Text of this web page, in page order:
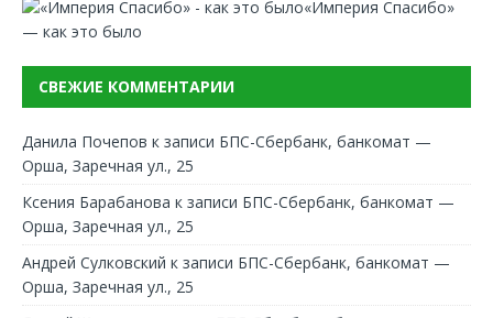
«Империя Спасибо»
— как это было
СВЕЖИЕ КОММЕНТАРИИ
Данила Почепов к записи БПС-Сбербанк, банкомат —
Орша, Заречная ул., 25
Ксения Барабанова к записи БПС-Сбербанк, банкомат —
Орша, Заречная ул., 25
Андрей Сулковский к записи БПС-Сбербанк, банкомат —
Орша, Заречная ул., 25